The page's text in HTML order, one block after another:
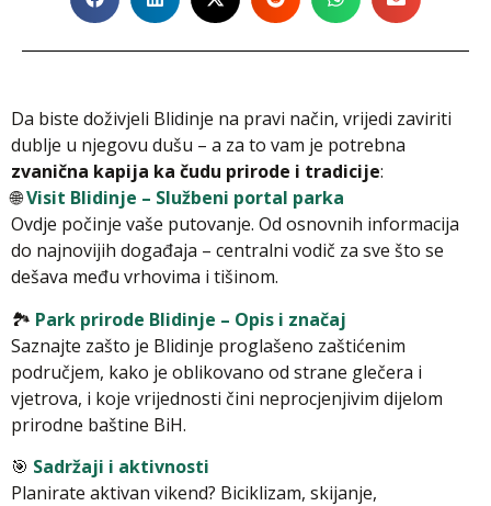
Da biste doživjeli Blidinje na pravi način, vrijedi zaviriti
dublje u njegovu dušu – a za to vam je potrebna
zvanična kapija ka čudu prirode i tradicije:
🌐Visit Blidinje – Službeni portal parka
Ovdje počinje vaše putovanje. Od osnovnih informacija
do najnovijih događaja – centralni vodič za sve što se
dešava među vrhovima i tišinom.
🏞️ Park prirode Blidinje – Opis i značaj
Saznajte zašto je Blidinje proglašeno zaštićenim
područjem, kako je oblikovano od strane glečera i
vjetrova, i koje vrijednosti čini neprocjenjivim dijelom
prirodne baštine BiH.
🎯 Sadržaji i aktivnosti
Planirate aktivan vikend? Biciklizam, skijanje,